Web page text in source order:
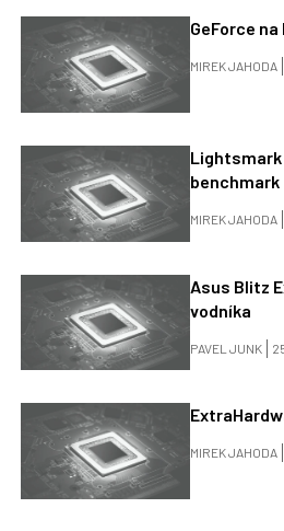
GeForce
MIREK JAHODA
Lightsmark
benchmark
MIREK JAHODA
Asus Blitz
vodníka
PAVEL JUNK
MIREK JAHODA